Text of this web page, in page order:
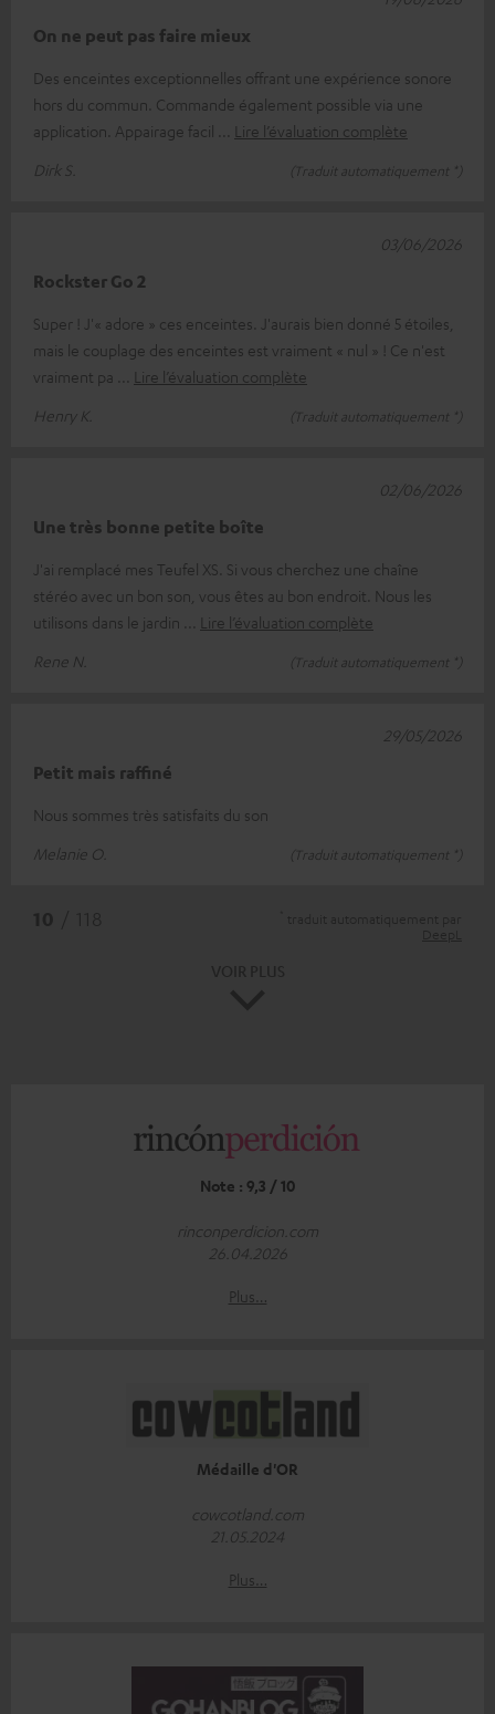
On ne peut pas faire mieux
Des enceintes exceptionnelles offrant une expérience sonore
hors du commun. Commande également possible via une
application. Appairage facil
Lire l’évaluation complète
Dirk S.
(Traduit automatiquement *)
Rockster Go 2
Super ! J'« adore » ces enceintes. J'aurais bien donné 5 étoiles,
mais le couplage des enceintes est vraiment « nul » ! Ce n'est
vraiment pa
Lire l’évaluation complète
Henry K.
(Traduit automatiquement *)
03/06/2026
Une très bonne petite boîte
J'ai remplacé mes Teufel XS. Si vous cherchez une chaîne
stéréo avec un bon son, vous êtes au bon endroit. Nous les
utilisons dans le jardin
Lire l’évaluation complète
Rene N.
(Traduit automatiquement *)
02/06/2026
Petit mais raffiné
Nous sommes très satisfaits du son
Melanie O.
(Traduit automatiquement *)
29/05/2026
Note : 9,3 / 10
rinconperdicion.com
26.04.2026
Plus…
Médaille d'OR
cowcotland.com
21.05.2024
Plus…